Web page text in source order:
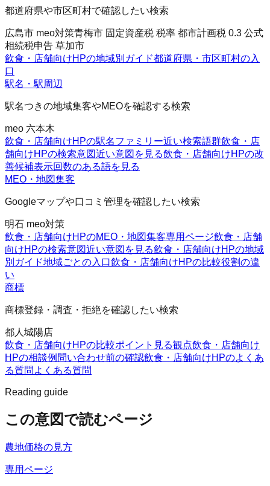
都道府県や市区町村で確認したい検索
広島市 meo対策青梅市 固定資産税 税率 都市計画税 0.3 公式
相続税申告 草加市
飲食・店舗向けHPの地域別ガイド都道府県・市区町村の入
口
駅名・駅周辺
駅名つきの地域集客やMEOを確認する検索
meo 六本木
飲食・店舗向けHPの駅名ファミリー近い検索語群飲食・店
舗向けHPの検索意図近い意図を見る飲食・店舗向けHPの改
善候補表示回数のある語を見る
MEO・地図集客
Googleマップや口コミ管理を確認したい検索
明石 meo対策
飲食・店舗向けHPのMEO・地図集客専用ページ飲食・店舗
向けHPの検索意図近い意図を見る飲食・店舗向けHPの地域
別ガイド地域ごとの入口飲食・店舗向けHPの比較役割の違
い
商標
商標登録・調査・拒絶を確認したい検索
都人城陽店
飲食・店舗向けHPの比較ポイント 見る観点飲食・店舗向け
HPの相談例 問い合わせ前の確認飲食・店舗向けHPのよくあ
る質問 よくある質問
Reading guide
この意図で読むページ
農地価格の見方
専用ページ